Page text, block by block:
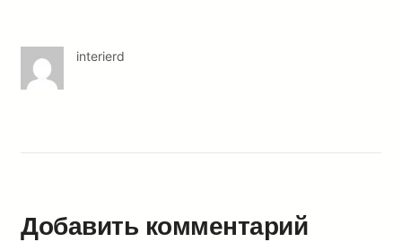
interierd
Добавить комментарий